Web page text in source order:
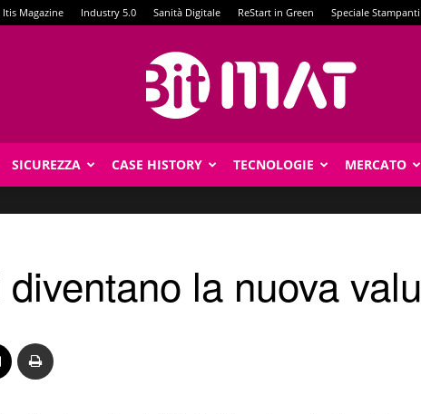
Itis Magazine Industry 5.0 Sanità Digitale ReStart in Green Speciale Stampanti
SICUREZZA CASE HISTORY TECNOLOGIE MERCATO
la nuova